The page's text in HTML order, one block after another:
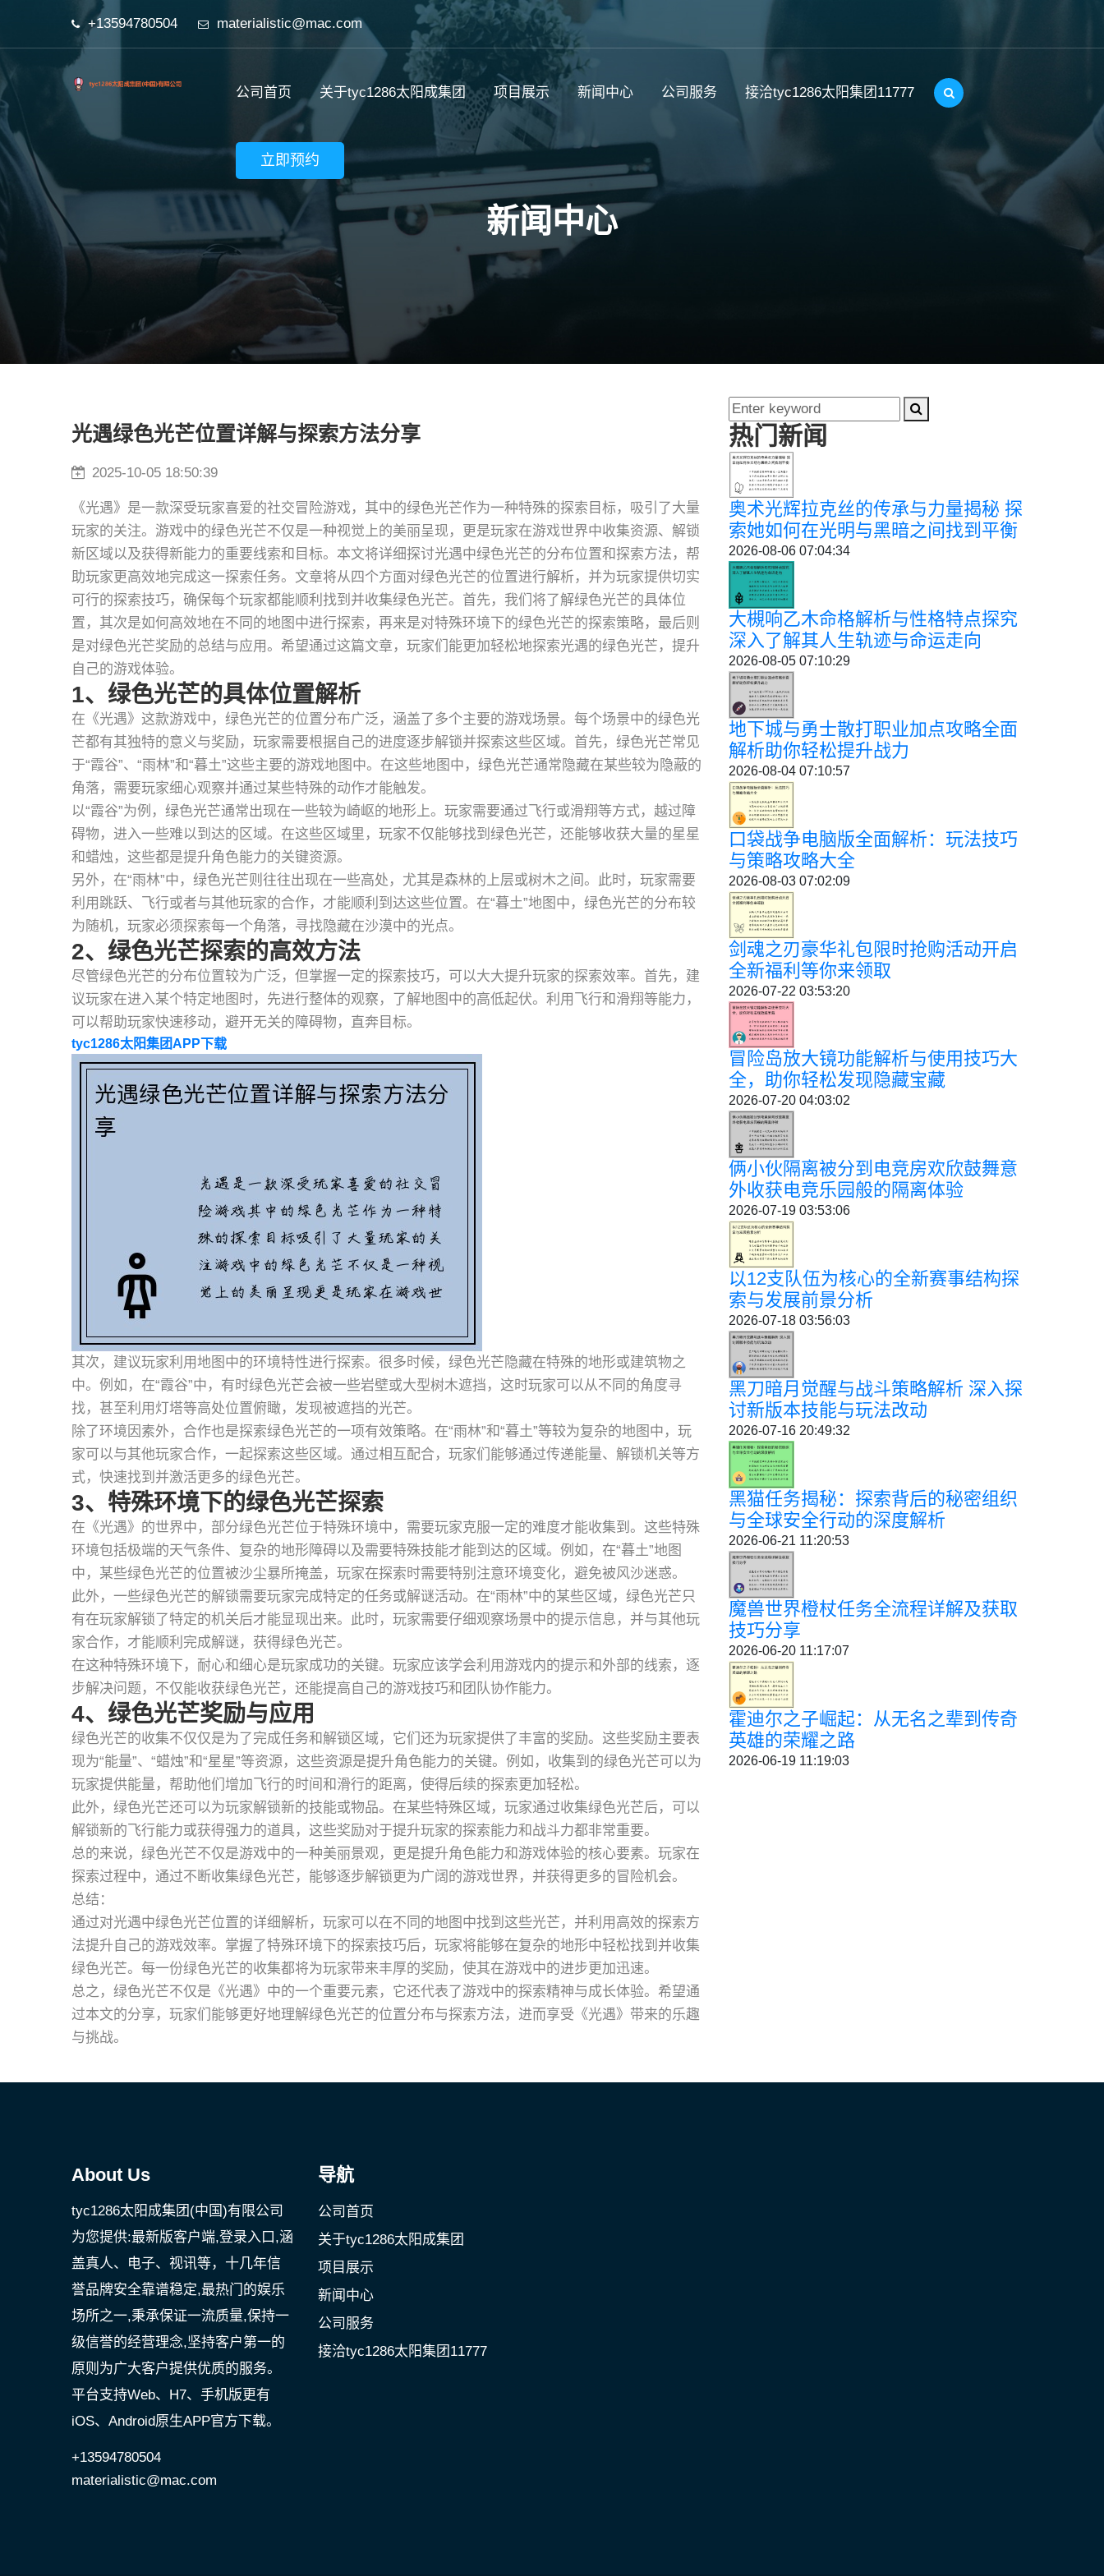
+13594780504 materialistic@mac.com
公司首页 关于tyc1286太阳成集团 项目展示 新闻中心 公司服务 接洽tyc1286太阳集团11777
立即预约
新闻中心
光遇绿色光芒位置详解与探索方法分享
2025-10-05 18:50:39
《光遇》是一款深受玩家喜爱的社交冒险游戏，其中的绿色光芒作为一种特殊的探索目标，吸引了大量
玩家的关注。游戏中的绿色光芒不仅是一种视觉上的美丽呈现，更是玩家在游戏世界中收集资源、解锁
新区域以及获得新能力的重要线索和目标。本文将详细探讨光遇中绿色光芒的分布位置和探索方法，帮
助玩家更高效地完成这一探索任务。文章将从四个方面对绿色光芒的位置进行解析，并为玩家提供切实
可行的探索技巧，确保每个玩家都能顺利找到并收集绿色光芒。首先，我们将了解绿色光芒的具体位
置，其次是如何高效地在不同的地图中进行探索，再来是对特殊环境下的绿色光芒的探索策略，最后则
是对绿色光芒奖励的总结与应用。希望通过这篇文章，玩家们能更加轻松地探索光遇的绿色光芒，提升
自己的游戏体验。
1、绿色光芒的具体位置解析
在《光遇》这款游戏中，绿色光芒的位置分布广泛，涵盖了多个主要的游戏场景。每个场景中的绿色光
芒都有其独特的意义与奖励，玩家需要根据自己的进度逐步解锁并探索这些区域。首先，绿色光芒常见
于“霞谷”、“雨林”和“暮土”这些主要的游戏地图中。在这些地图中，绿色光芒通常隐藏在某些较为隐蔽的
角落，需要玩家细心观察并通过某些特殊的动作才能触发。
以“霞谷”为例，绿色光芒通常出现在一些较为崎岖的地形上。玩家需要通过飞行或滑翔等方式，越过障
碍物，进入一些难以到达的区域。在这些区域里，玩家不仅能够找到绿色光芒，还能够收获大量的星星
和蜡烛，这些都是提升角色能力的关键资源。
另外，在“雨林”中，绿色光芒则往往出现在一些高处，尤其是森林的上层或树木之间。此时，玩家需要
利用跳跃、飞行或者与其他玩家的合作，才能顺利到达这些位置。在“暮土”地图中，绿色光芒的分布较
为随机，玩家必须探索每一个角落，寻找隐藏在沙漠中的光点。
2、绿色光芒探索的高效方法
尽管绿色光芒的分布位置较为广泛，但掌握一定的探索技巧，可以大大提升玩家的探索效率。首先，建
议玩家在进入某个特定地图时，先进行整体的观察，了解地图中的高低起伏。利用飞行和滑翔等能力，
可以帮助玩家快速移动，避开无关的障碍物，直奔目标。
tyc1286太阳集团APP下载
其次，建议玩家利用地图中的环境特性进行探索。很多时候，绿色光芒隐藏在特殊的地形或建筑物之
中。例如，在“霞谷”中，有时绿色光芒会被一些岩壁或大型树木遮挡，这时玩家可以从不同的角度寻
找，甚至利用灯塔等高处位置俯瞰，发现被遮挡的光芒。
除了环境因素外，合作也是探索绿色光芒的一项有效策略。在“雨林”和“暮土”等较为复杂的地图中，玩
家可以与其他玩家合作，一起探索这些区域。通过相互配合，玩家们能够通过传递能量、解锁机关等方
式，快速找到并激活更多的绿色光芒。
3、特殊环境下的绿色光芒探索
在《光遇》的世界中，部分绿色光芒位于特殊环境中，需要玩家克服一定的难度才能收集到。这些特殊
环境包括极端的天气条件、复杂的地形障碍以及需要特殊技能才能到达的区域。例如，在“暮土”地图
中，某些绿色光芒的位置被沙尘暴所掩盖，玩家在探索时需要特别注意环境变化，避免被风沙迷惑。
此外，一些绿色光芒的解锁需要玩家完成特定的任务或解谜活动。在“雨林”中的某些区域，绿色光芒只
有在玩家解锁了特定的机关后才能显现出来。此时，玩家需要仔细观察场景中的提示信息，并与其他玩
家合作，才能顺利完成解谜，获得绿色光芒。
在这种特殊环境下，耐心和细心是玩家成功的关键。玩家应该学会利用游戏内的提示和外部的线索，逐
步解决问题，不仅能收获绿色光芒，还能提高自己的游戏技巧和团队协作能力。
4、绿色光芒奖励与应用
绿色光芒的收集不仅仅是为了完成任务和解锁区域，它们还为玩家提供了丰富的奖励。这些奖励主要表
现为“能量”、“蜡烛”和“星星”等资源，这些资源是提升角色能力的关键。例如，收集到的绿色光芒可以为
玩家提供能量，帮助他们增加飞行的时间和滑行的距离，使得后续的探索更加轻松。
此外，绿色光芒还可以为玩家解锁新的技能或物品。在某些特殊区域，玩家通过收集绿色光芒后，可以
解锁新的飞行能力或获得强力的道具，这些奖励对于提升玩家的探索能力和战斗力都非常重要。
总的来说，绿色光芒不仅是游戏中的一种美丽景观，更是提升角色能力和游戏体验的核心要素。玩家在
探索过程中，通过不断收集绿色光芒，能够逐步解锁更为广阔的游戏世界，并获得更多的冒险机会。
总结：
通过对光遇中绿色光芒位置的详细解析，玩家可以在不同的地图中找到这些光芒，并利用高效的探索方
法提升自己的游戏效率。掌握了特殊环境下的探索技巧后，玩家将能够在复杂的地形中轻松找到并收集
绿色光芒。每一份绿色光芒的收集都将为玩家带来丰厚的奖励，使其在游戏中的进步更加迅速。
总之，绿色光芒不仅是《光遇》中的一个重要元素，它还代表了游戏中的探索精神与成长体验。希望通
过本文的分享，玩家们能够更好地理解绿色光芒的位置分布与探索方法，进而享受《光遇》带来的乐趣
与挑战。
热门新闻
奥术光辉拉克丝的传承与力量揭秘 探
索她如何在光明与黑暗之间找到平衡
2026-08-06 07:04:34
大槻响乙木命格解析与性格特点探究
深入了解其人生轨迹与命运走向
2026-08-05 07:10:29
地下城与勇士散打职业加点攻略全面
解析助你轻松提升战力
2026-08-04 07:10:57
口袋战争电脑版全面解析：玩法技巧
与策略攻略大全
2026-08-03 07:02:09
剑魂之刃豪华礼包限时抢购活动开启
全新福利等你来领取
2026-07-22 03:53:20
冒险岛放大镜功能解析与使用技巧大
全，助你轻松发现隐藏宝藏
2026-07-20 04:03:02
俩小伙隔离被分到电竞房欢欣鼓舞意
外收获电竞乐园般的隔离体验
2026-07-19 03:53:06
以12支队伍为核心的全新赛事结构探
索与发展前景分析
2026-07-18 03:56:03
黑刀暗月觉醒与战斗策略解析 深入探
讨新版本技能与玩法改动
2026-07-16 20:49:32
黑猫任务揭秘：探索背后的秘密组织
与全球安全行动的深度解析
2026-06-21 11:20:53
魔兽世界橙杖任务全流程详解及获取
技巧分享
2026-06-20 11:17:07
霍迪尔之子崛起：从无名之辈到传奇
英雄的荣耀之路
2026-06-19 11:19:03
About Us
tyc1286太阳成集团(中国)有限公司
为您提供:最新版客户端,登录入口,涵
盖真人、电子、视讯等，十几年信
誉品牌安全靠谱稳定,最热门的娱乐
场所之一,秉承保证一流质量,保持一
级信誉的经营理念,坚持客户第一的
原则为广大客户提供优质的服务。
平台支持Web、H7、手机版更有
iOS、Android原生APP官方下载。
+13594780504
materialistic@mac.com
导航
公司首页
关于tyc1286太阳成集团
项目展示
新闻中心
公司服务
接洽tyc1286太阳集团11777